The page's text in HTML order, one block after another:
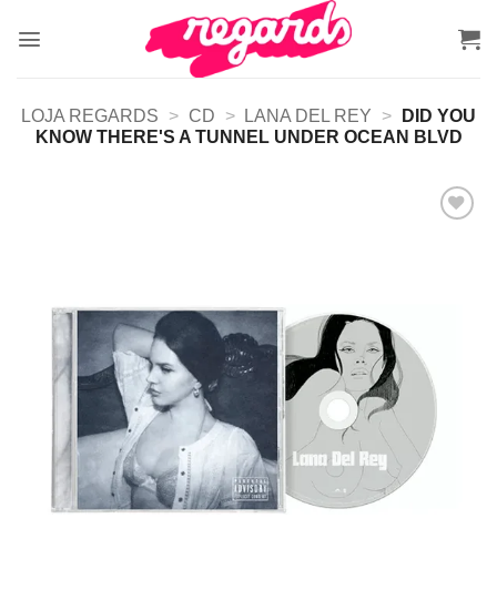
LOJA REGARDS > CD > LANA DEL REY >
DID YOU
KNOW THERE'S A TUNNEL UNDER OCEAN BLVD